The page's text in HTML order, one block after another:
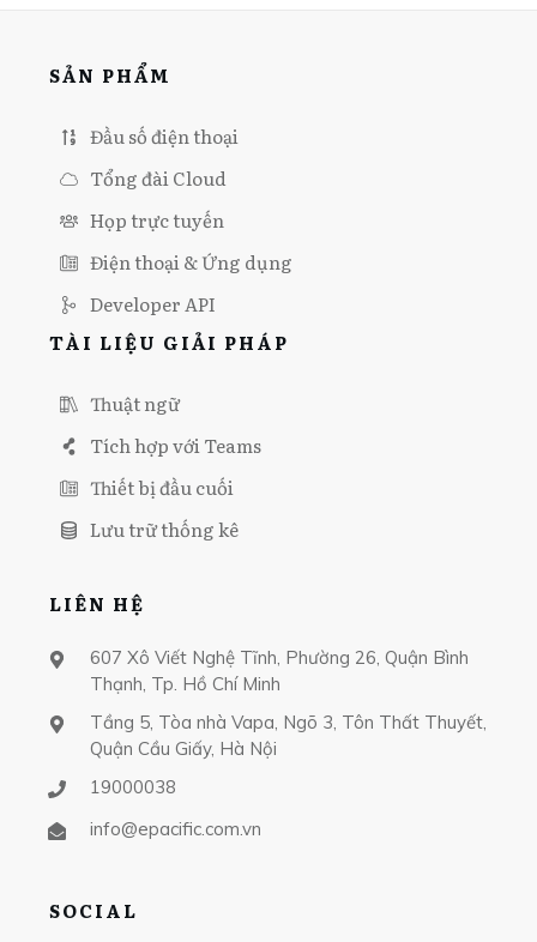
SẢN PHẨM
Đầu số điện thoại
Tổng đài Cloud
Họp trực tuyến
Điện thoại & Ứng dụng
Developer API
TÀI LIỆU GIẢI PHÁP
Thuật ngữ
Tích hợp với Teams
Thiết bị đầu cuối
Lưu trữ thống kê
LIÊN HỆ
607 Xô Viết Nghệ Tĩnh, Phường 26, Quận Bình
Thạnh, Tp. Hồ Chí Minh
Tầng 5, Tòa nhà Vapa, Ngõ 3, Tôn Thất Thuyết,
Quận Cầu Giấy, Hà Nội
19000038
info@epacific.com.vn
SOCIAL